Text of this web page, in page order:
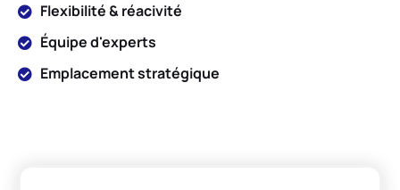
Flexibilité & réacivité
Équipe d'experts
Emplacement stratégique